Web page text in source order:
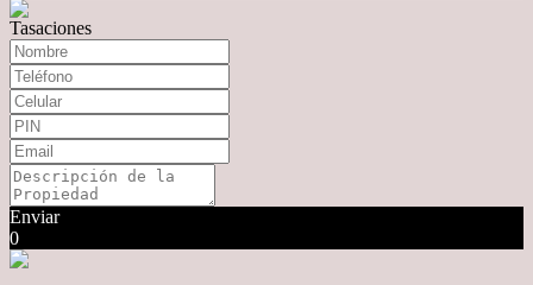
Tasaciones
Enviar
0